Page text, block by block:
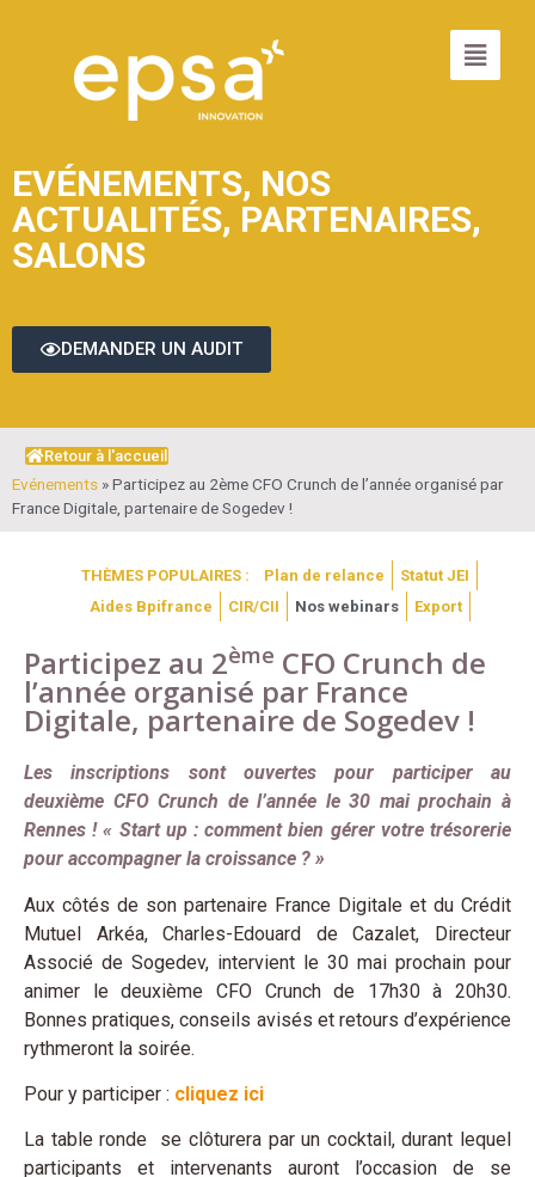
EVÉNEMENTS, NOS
ACTUALITÉS, PARTENAIRES,
SALONS
DEMANDER UN AUDIT
Retour à l'accueil
Evénements »Participez au 2ème CFO Crunch de l’année organisé par
France Digitale, partenaire de Sogedev !
THÈMES POPULAIRES : Plan de relance
Statut JEI
Aides Bpifrance
CIR/CII Nos webinars Export
Participez au 2ème CFO Crunch de
l’année organisé par France
Digitale, partenaire de Sogedev !
Les inscriptions sont ouvertes pour participer au
deuxième CFO Crunch de l’année le 30 mai prochain à
Rennes ! « Start up : comment bien gérer votre trésorerie
pour accompagner la croissance ? »
Aux côtés de son partenaire France Digitale et du Crédit
Mutuel Arkéa, Charles-Edouard de Cazalet, Directeur
Associé de Sogedev, intervient le 30 mai prochain pour
animer le deuxième CFO Crunch de 17h30 à 20h30.
Bonnes pratiques, conseils avisés et retours d’expérience
rythmeront la soirée.
Pour y participer : cliquez ici
La table ronde se clôturera par un cocktail, durant lequel
participants et intervenants auront l’occasion de se